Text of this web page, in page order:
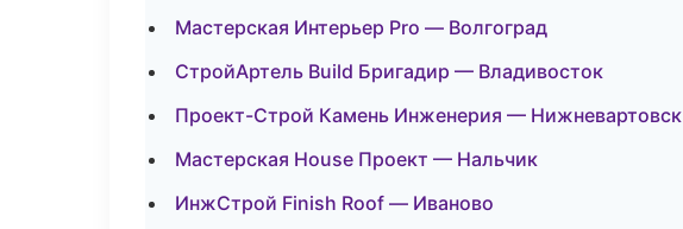
Мастерская Интерьер Pro — Волгоград
СтройАртель Build Бригадир — Владивосток
Проект-Строй Камень Инженерия — Нижневартовск
Мастерская House Проект — Нальчик
ИнжСтрой Finish Roof — Иваново